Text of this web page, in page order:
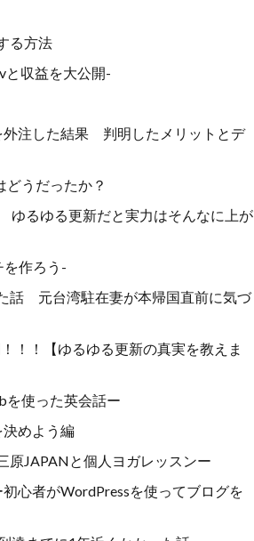
る方法
収益を大公開-
注した結果 判明したメリットとデ
うだったか？
るゆる更新だと実力はそんなに上が
作ろう-
話 元台湾駐在妻が本帰国直前に気づ
！！【ゆるゆる更新の真実を教えま
使った英会話ー
めよう編
JAPANと個人ヨガレッスンー
心者がWordPressを使ってブログを